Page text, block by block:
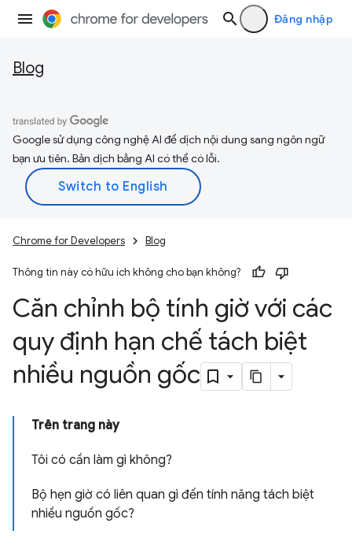
Đăng nhập
Blog
Google sử dụng công nghệ AI để dịch nội dung sang ngôn ngữ
bạn ưu tiên. Bản dịch bằng AI có thể có lỗi.
Chrome for Developers Blog
Thông tin này có hữu ích không cho bạn không?
Căn chỉnh bộ tính giờ với các
quy định hạn chế tách biệt
nhiều nguồn gốc
Trên trang này
Tôi có cần làm gì không?
Bộ hẹn giờ có liên quan gì đến tính năng tách biệt
nhiều nguồn gốc?